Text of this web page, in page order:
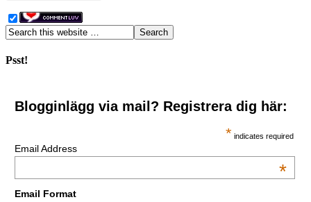
Psst!
Blogginlägg via mail? Registrera dig här:
* indicates required
Email Address
*
Email Format